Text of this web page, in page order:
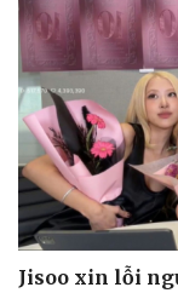
Jisoo xin lỗi